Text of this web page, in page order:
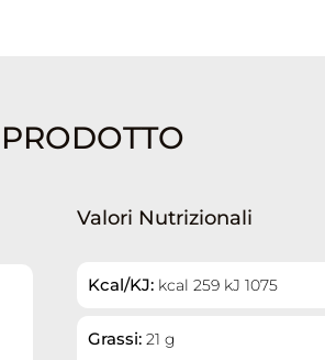
Valori Nutrizionali
Kcal/KJ: kcal 259 kJ 1075
Grassi:21 g